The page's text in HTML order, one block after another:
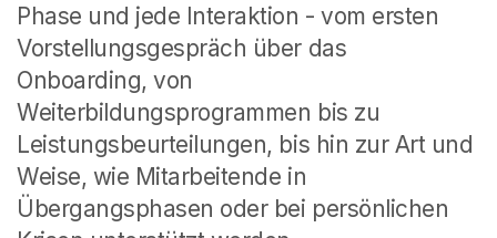
Phase und jede Interaktion - vom ersten
Vorstellungsgespräch über das
Onboarding, von
Weiterbildungsprogrammen bis zu
Leistungsbeurteilungen, bis hin zur Art und
Weise, wie Mitarbeitende in
Übergangsphasen oder bei persönlichen